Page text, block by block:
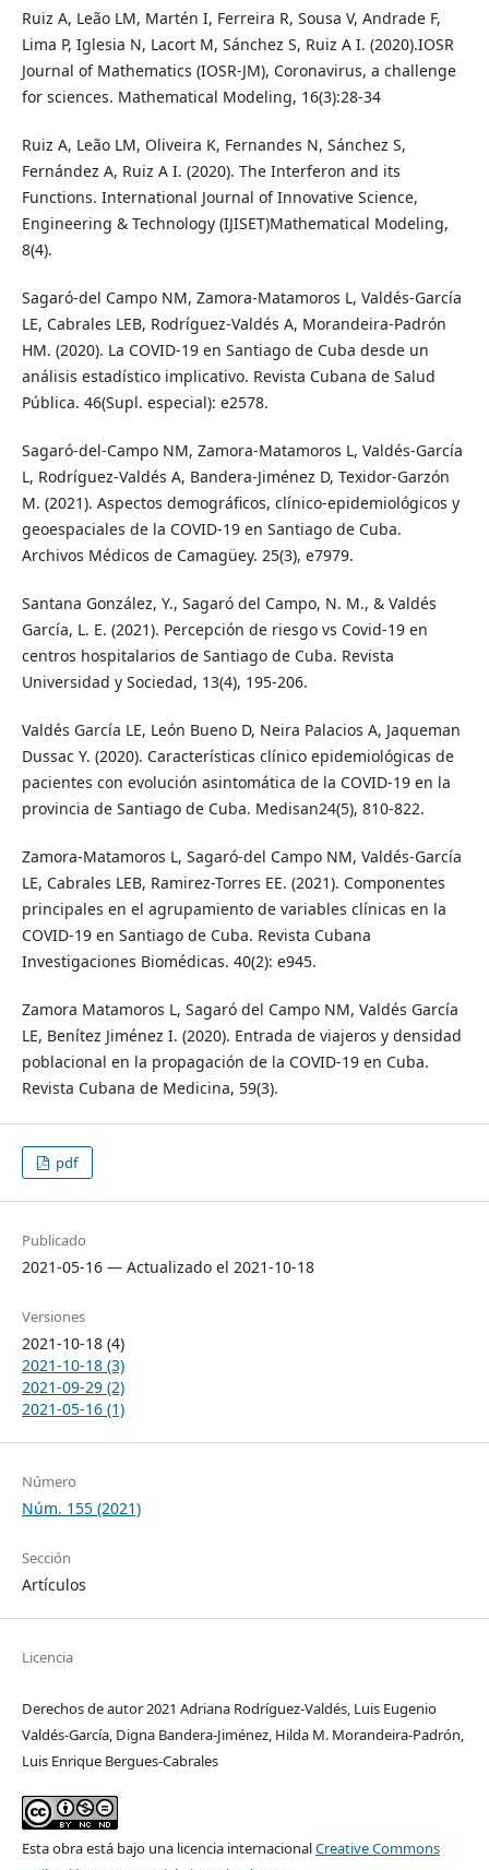
Ruiz A, Leão LM, Martén I, Ferreira R, Sousa V, Andrade F,
Lima P, Iglesia N, Lacort M, Sánchez S, Ruiz A I. (2020).IOSR
Journal of Mathematics (IOSR-JM), Coronavirus, a challenge
for sciences. Mathematical Modeling, 16(3):28-34
Ruiz A, Leão LM, Oliveira K, Fernandes N, Sánchez S,
Fernández A, Ruiz A I. (2020). The Interferon and its
Functions. International Journal of Innovative Science,
Engineering & Technology (IJISET)Mathematical Modeling,
8(4).
Sagaró-del Campo NM, Zamora-Matamoros L, Valdés-García
LE, Cabrales LEB, Rodríguez-Valdés A, Morandeira-Padrón
HM. (2020). La COVID-19 en Santiago de Cuba desde un
análisis estadístico implicativo. Revista Cubana de Salud
Pública. 46(Supl. especial): e2578.
Sagaró-del-Campo NM, Zamora-Matamoros L, Valdés-García
L, Rodríguez-Valdés A, Bandera-Jiménez D, Texidor-Garzón
M. (2021). Aspectos demográficos, clínico-epidemiológicos y
geoespaciales de la COVID-19 en Santiago de Cuba.
Archivos Médicos de Camagüey. 25(3), e7979.
Santana González, Y., Sagaró del Campo, N. M., & Valdés
García, L. E. (2021). Percepción de riesgo vs Covid-19 en
centros hospitalarios de Santiago de Cuba. Revista
Universidad y Sociedad, 13(4), 195-206.
Valdés García LE, León Bueno D, Neira Palacios A, Jaqueman
Dussac Y. (2020). Características clínico epidemiológicas de
pacientes con evolución asintomática de la COVID-19 en la
provincia de Santiago de Cuba. Medisan24(5), 810-822.
Zamora-Matamoros L, Sagaró-del Campo NM, Valdés-García
LE, Cabrales LEB, Ramirez-Torres EE. (2021). Componentes
principales en el agrupamiento de variables clínicas en la
COVID-19 en Santiago de Cuba. Revista Cubana
Investigaciones Biomédicas. 40(2): e945.
Zamora Matamoros L, Sagaró del Campo NM, Valdés García
LE, Benítez Jiménez I. (2020). Entrada de viajeros y densidad
poblacional en la propagación de la COVID-19 en Cuba.
Revista Cubana de Medicina, 59(3).
pdf
Publicado
2021-05-16 — Actualizado el 2021-10-18
Versiones
2021-10-18 (4)
2021-10-18 (3)
2021-09-29 (2)
2021-05-16 (1)
Número
Núm. 155 (2021)
Sección
Artículos
Licencia
Derechos de autor 2021 Adriana Rodríguez-Valdés, Luis Eugenio
Valdés-García, Digna Bandera-Jiménez, Hilda M. Morandeira-Padrón,
Luis Enrique Bergues-Cabrales
Esta obra está bajo una licencia internacionalCreative Commons